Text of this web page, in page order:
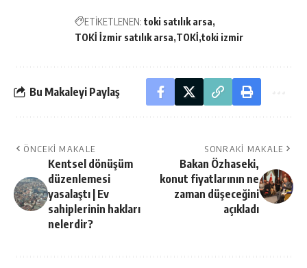
ETİKETLENEN: toki satılık arsa
TOKİ İzmir satılık arsa TOKİ toki izmir
Bu Makaleyi Paylaş
ÖNCEKI MAKALE
Kentsel dönüşüm
düzenlemesi
yasalaştı | Ev
sahiplerinin hakları
nelerdir?
SONRAKI MAKALE
Bakan Özhaseki,
konut fiyatlarının ne
zaman düşeceğini
açıkladı